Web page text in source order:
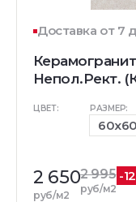
Доставка от 7
Непол.Рект.
ЦВЕТ: РАЗМЕР:
60x60
2 650
руб/м2
2 995
руб/м2
-